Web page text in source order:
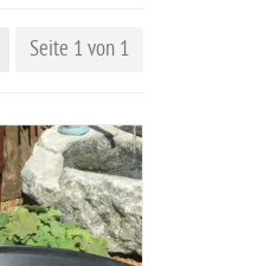
Seite 1 von 1